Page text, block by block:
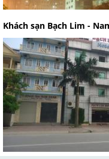
Khách sạn Bạch Lim -